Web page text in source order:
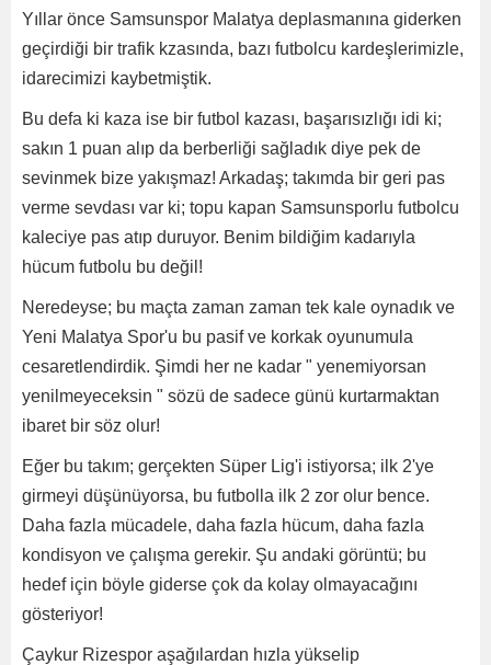
Yıllar önce Samsunspor Malatya deplasmanına giderken
geçirdiği bir trafik kzasında, bazı futbolcu kardeşlerimizle,
idarecimizi kaybetmiştik.
Bu defa ki kaza ise bir futbol kazası, başarısızlığı idi ki;
sakın 1 puan alıp da berberliği sağladık diye pek de
sevinmek bize yakışmaz! Arkadaş; takımda bir geri pas
verme sevdası var ki; topu kapan Samsunsporlu futbolcu
kaleciye pas atıp duruyor. Benim bildiğim kadarıyla
hücum futbolu bu değil!
Neredeyse; bu maçta zaman zaman tek kale oynadık ve
Yeni Malatya Spor'u bu pasif ve korkak oyunumula
cesaretlendirdik. Şimdi her ne kadar " yenemiyorsan
yenilmeyeceksin " sözü de sadece günü kurtarmaktan
ibaret bir söz olur!
Eğer bu takım; gerçekten Süper Lig'i istiyorsa; ilk 2'ye
girmeyi düşünüyorsa, bu futbolla ilk 2 zor olur bence.
Daha fazla mücadele, daha fazla hücum, daha fazla
kondisyon ve çalışma gerekir. Şu andaki görüntü; bu
hedef için böyle giderse çok da kolay olmayacağını
gösteriyor!
Çaykur Rizespor aşağılardan hızla yükselip